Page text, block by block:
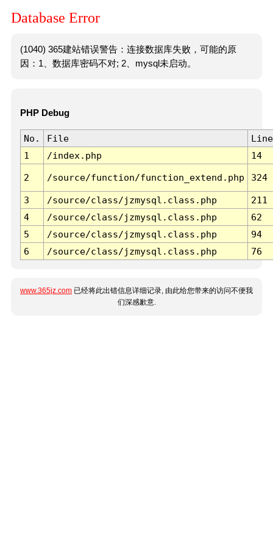
Database Error
(1040) 365建站错误警告：连接数据库失败，可能的原
因：1、数据库密码不对; 2、mysql未启动。
PHP Debug
No. File
Line
1
/index.php 14
2 /source/function/function_extend.php 324
3 /source/class/jzmysql.class.php
211
4
/source/class/jzmysql.class.php
62
5
/source/class/jzmysql.class.php
94
6
/source/class/jzmysql.class.php 76
www.365jz.com 已经将此出错信息详细记录, 由此给您带来的访问不便我
们深感歉意.